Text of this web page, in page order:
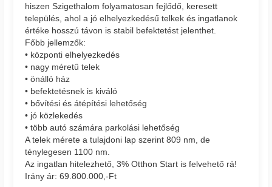
hiszen Szigethalom folyamatosan fejlődő, keresett
település, ahol a jó elhelyezkedésű telkek és ingatlanok
értéke hosszú távon is stabil befektetést jelenthet.
Főbb jellemzők:
• központi elhelyezkedés
• nagy méretű telek
• önálló ház
• befektetésnek is kiváló
• bővítési és átépítési lehetőség
• jó közlekedés
• több autó számára parkolási lehetőség
A telek mérete a tulajdoni lap szerint 809 nm, de
ténylegesen 1100 nm.
Az ingatlan hitelezhető, 3% Otthon Start is felvehető rá!
Irány ár: 69.800.000,-Ft